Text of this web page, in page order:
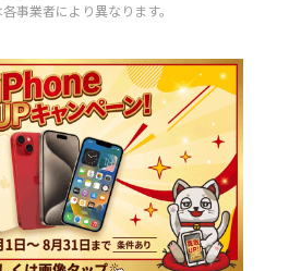
¥86,600
¥102,300
¥109,800
¥59,800
¥54,800
¥73,000
¥85,000
事業者により異なります。